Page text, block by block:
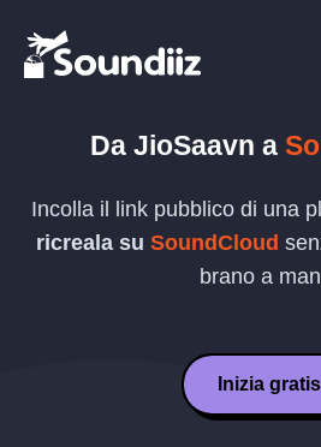
Da JioSaavn a
Incolla il link pubblico di una
ricreala su SoundCloud
brano a
Inizia gratis